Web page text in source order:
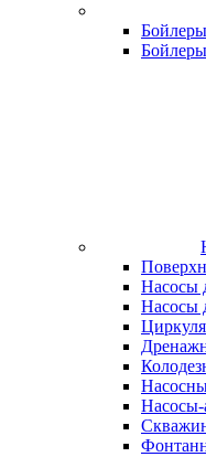
Насосы
Насосы
Насосы-